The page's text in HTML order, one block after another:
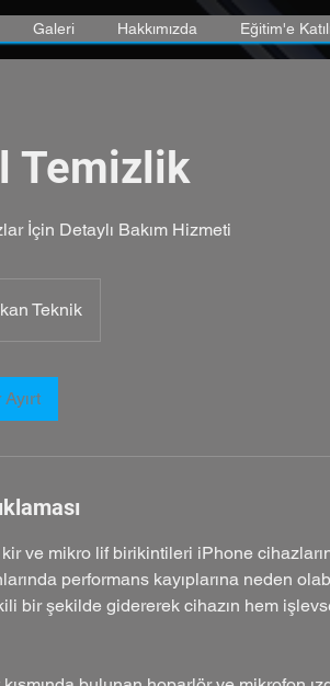
Galeri Hakkımızda Eğitim'e
Temizlik
İçin Detaylı Bakım Hizmeti
Teknik
ve mikro lif birikintileri iPhone
performans kayıplarına neden
bir şekilde gidererek cihazın hem